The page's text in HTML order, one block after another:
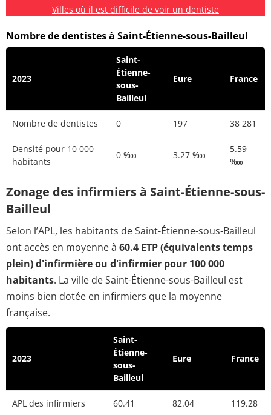
Villes où il est difficile de voir un dentiste
Nombre de dentistes à Saint-Étienne-sous-Bailleul
2023
Saint-
Étienne-
sous-
Bailleul
Eure France
Nombre de dentistes 0 197 38 281
Densité pour 10 000
habitants
0 ‱ 3.27 ‱
5.59
‱
Zonage des infirmiers à Saint-Étienne-sous-
Bailleul
Selon l’APL, les habitants de Saint-Étienne-sous-Bailleul
ont accès en moyenne à 60.4 ETP (équivalents temps
plein) d'infirmière ou d'infirmier pour 100 000
habitants. La ville de Saint-Étienne-sous-Bailleul est
moins bien dotée en infirmiers que la moyenne
française.
2023
Saint-
Étienne-
sous-
Bailleul
Eure France
APL des infirmiers 60.41 82.04 119.28